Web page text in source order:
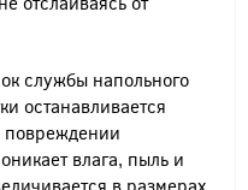
службы напольного
останавливается
влага, пыль и
в размерах.